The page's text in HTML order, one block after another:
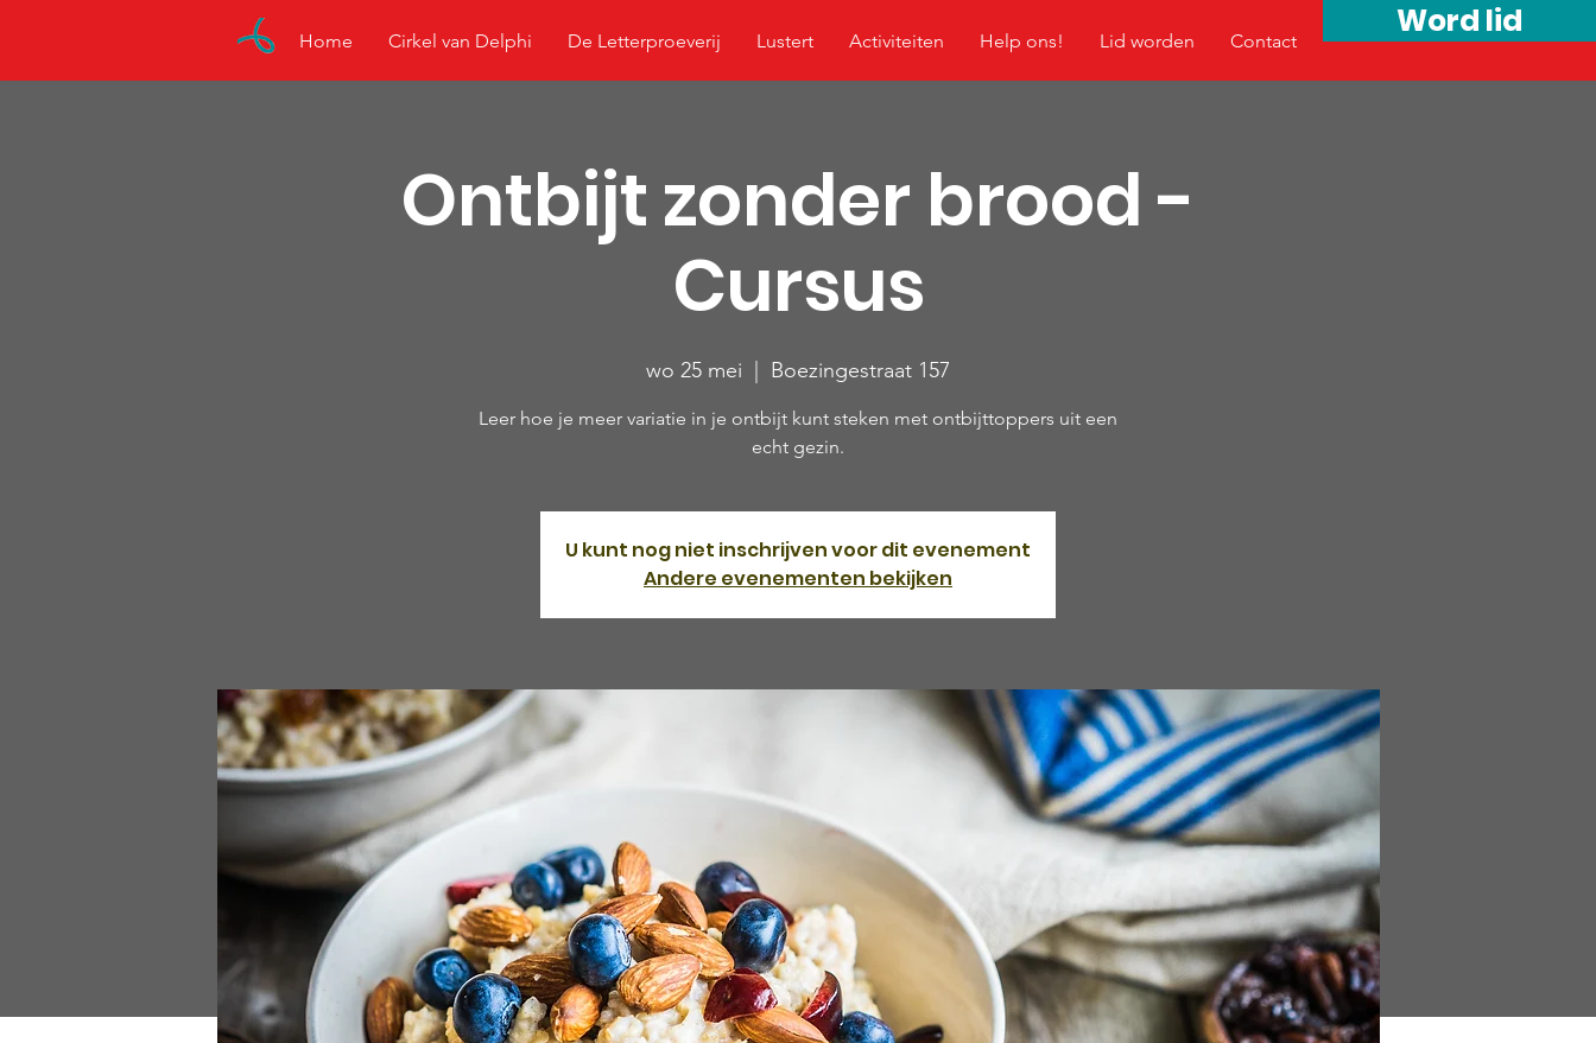
Word lid
Home Cirkel van Delphi De Letterproeverij Lustert Activiteiten Help ons! Lid worden Contact
Ontbijt zonder brood -
Cursus
wo 25 mei Boezingestraat 157
Leer hoe je meer variatie in je ontbijt kunt steken met ontbijttoppers uit een
echt gezin.
U kunt nog niet inschrijven voor dit evenement
Andere evenementen bekijken